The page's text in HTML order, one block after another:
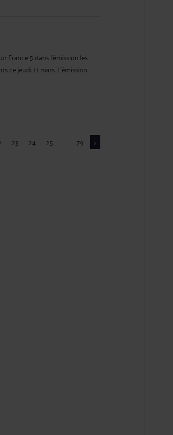
France 5 dans l'émission les
ce jeudi 11 mars. L'émission
23 24 25 ... 79 >